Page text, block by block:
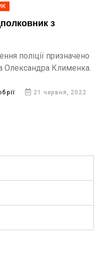
з
поліції призначено
Олександра Клименка.
21 червня, 2022